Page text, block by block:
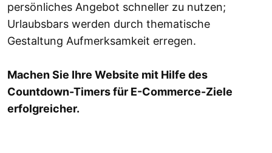
persönliches Angebot schneller zu nutzen;
Urlaubsbars werden durch thematische
Gestaltung Aufmerksamkeit erregen.
Machen Sie Ihre Website mit Hilfe des
Countdown-Timers für E-Commerce-Ziele
erfolgreicher.